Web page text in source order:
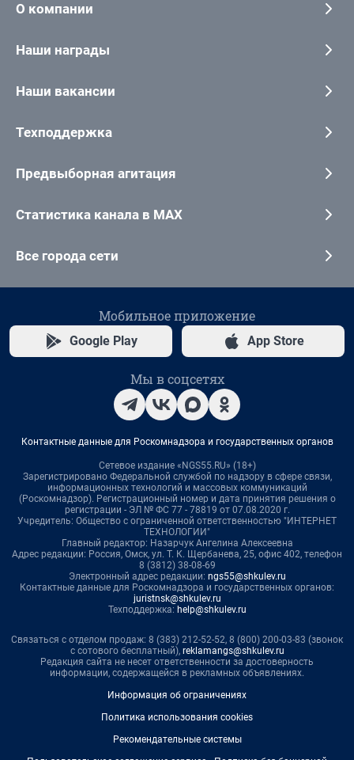
О компании
Наши награды
Наши вакансии
Техподдержка
Предвыборная агитация
Статистика канала в MAX
Все города сети
Мобильное приложение
Google Play App Store
Мы в соцсетях
Контактные данные для Роскомнадзора и государственных органов
Сетевое издание «NGS55.RU» (18+)
Зарегистрировано Федеральной службой по надзору в сфере связи,
информационных технологий и массовых коммуникаций
(Роскомнадзор). Регистрационный номер и дата принятия решения о
регистрации - ЭЛ № ФС 77 - 78819 от 07.08.2020 г.
Учредитель: Общество с ограниченной ответственностью "ИНТЕРНЕТ
ТЕХНОЛОГИИ"
Главный редактор: Назарчук Ангелина Алексеевна
Адрес редакции: Россия, Омск, ул. Т. К. Щербанева, 25, офис 402, телефон
8 (3812) 38-08-69
Электронный адрес редакции: ngs55@shkulev.ru
Контактные данные для Роскомнадзора и государственных органов:
juristnsk@shkulev.ru
Техподдержка: help@shkulev.ru
Связаться с отделом продаж: 8 (383) 212-52-52, 8 (800) 200-03-83 (звонок
с сотового бесплатный), reklamangs@shkulev.ru
Редакция сайта не несет ответственности за достоверность
информации, содержащейся в рекламных объявлениях.
Информация об ограничениях
Политика использования cookies
Рекомендательные системы